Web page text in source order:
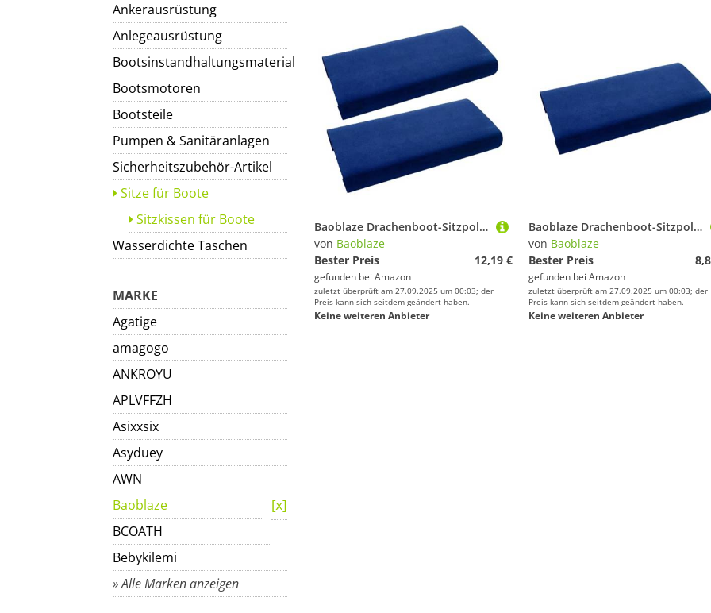
Ankerausrüstung
Anlegeausrüstung
Bootsinstandhaltungsmaterial
Bootsmotoren
Bootsteile
Pumpen & Sanitäranlagen
Sicherheitszubehör-Artikel
Sitze für Boote
Sitzkissen für Boote
Wasserdichte Taschen
MARKE
Agatige
amagogo
ANKROYU
APLVFFZH
Asixxsix
Asyduey
AWN
Baoblaze
BCOATH
Bebykilemi
» Alle Marken anzeigen
Baoblaze Drachenboot-Sitzpolster, Sattel, Kajak-Sitzpolster, Eva-Kissen, Angel-Sitzpolster, Rudergerät-Sitzkissen für Wassersport, 2 STÜCK
von Baoblaze
Bester Preis
12,19 €
gefunden bei Amazon
zuletzt überprüft am 27.09.2025 um 00:03; der
Preis kann sich seitdem geändert haben.
Keine weiteren Anbieter
Baoblaze Drachenboot-Sitzpolster, Sattel, Kajak-Sitzpolster, Eva-Kissen, Angel-Sitzpolster, Rudergerät-Sitzkissen für Wassersport, 1 STÜCK
von Baoblaze
Bester Preis
gefunden bei Amazon
zuletzt überprüft am 27.09.2025 um 00:03; der
Preis kann sich seitdem geändert haben.
Keine weiteren Anbieter